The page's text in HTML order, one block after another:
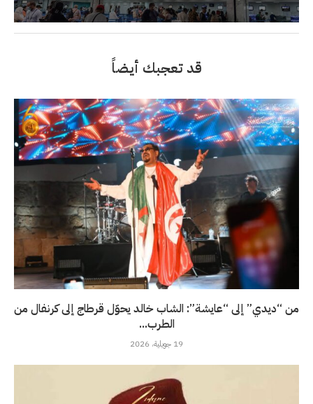
قد تعجبك أيضاً
من “ديدي” إلى “عايشة”: الشاب خالد يحوّل قرطاج إلى كرنفال من
الطرب...
19 جويلية، 2026